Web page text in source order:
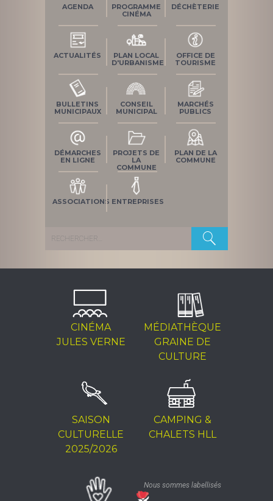
AGENDA
PROGRAMME
CINÉMA
DÉCHÈTERIE
ACTUALITÉS
PLAN LOCAL
D'URBANISME
OFFICE DE
TOURISME
BULLETINS
MUNICIPAUX
CONSEIL
MUNICIPAL
MARCHÉS
PUBLICS
DÉMARCHES
EN LIGNE
PROJETS DE
LA
COMMUNE
PLAN DE LA
COMMUNE
ASSOCIATIONS ENTREPRISES
Rechercher :
CINÉMA
JULES VERNE
MÉDIATHÈQUE
GRAINE DE
CULTURE
SAISON
CULTURELLE
2025/2026
CAMPING &
CHALETS HLL
Nous sommes labellisés